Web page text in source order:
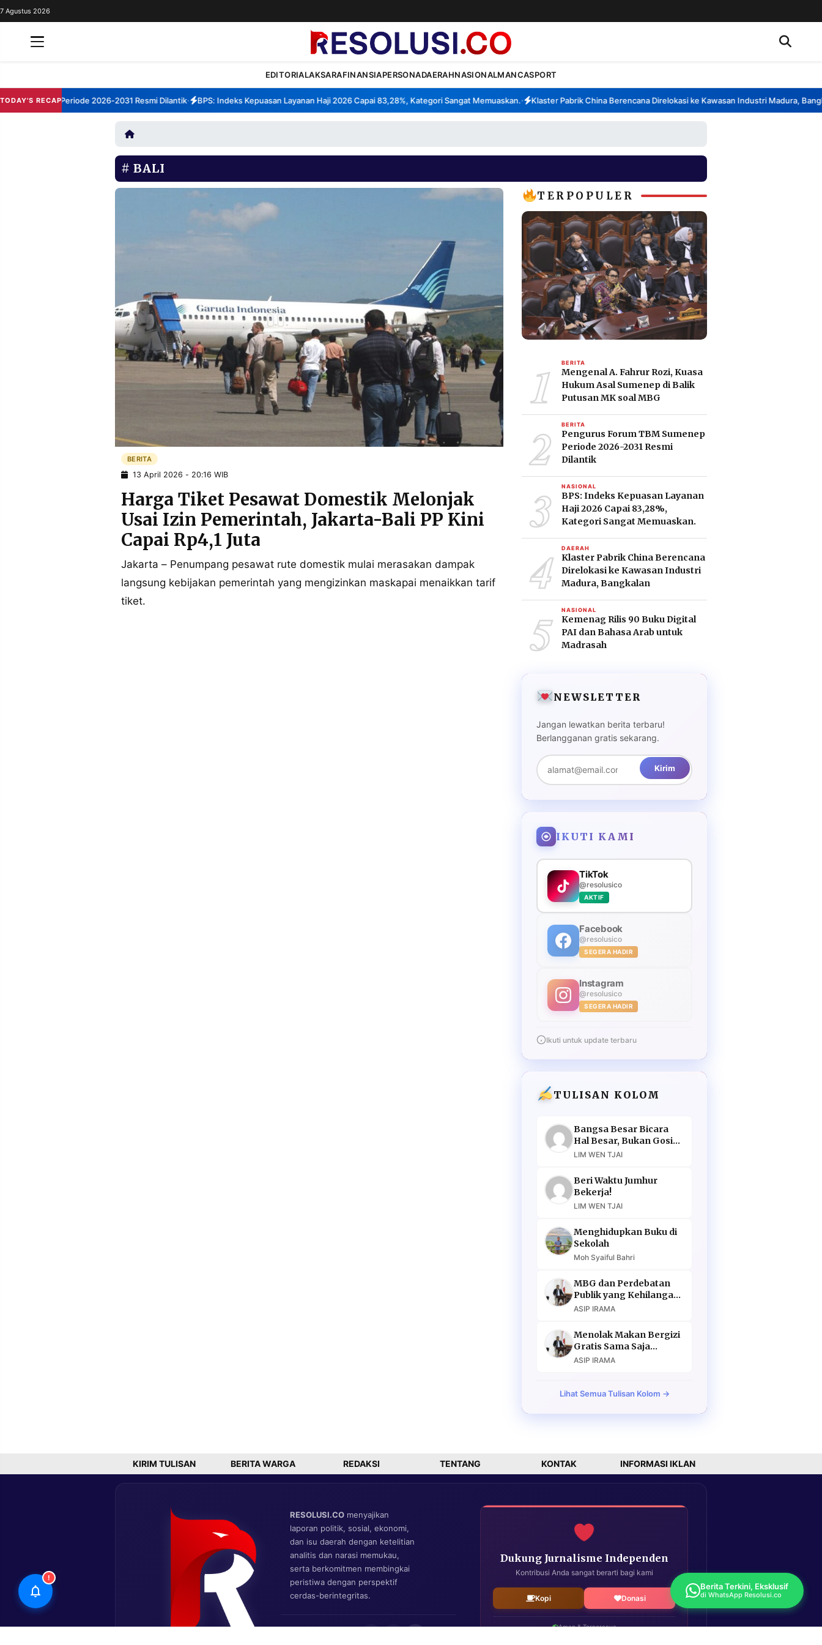
REDAKSI
PERSONA
NASIONAL
TULISAN
SERVICE
7 Agustus 2026
EDITORIALAKSARAFINANSIAPERSONADAERAHNASIONALMANCASPORT
TODAY'S RECAP
Sumenep Periode 2026-2031 Resmi Dilantik• BPS: Indeks Kepuasan Layanan Haji 2026 Capai 83,28%, Kategori Sangat Memuaskan.• Klaster Pabrik China Berencana Direlokasi ke Kawasan Industri Madura,
BALI
BERITA
13 April 2026 - 20:16 WIB
Harga Tiket Pesawat Domestik Melonjak
Usai Izin Pemerintah, Jakarta-Bali PP Kini
Capai Rp4,1 Juta
Jakarta – Penumpang pesawat rute domestik mulai merasakan dampak
langsung kebijakan pemerintah yang mengizinkan maskapai menaikkan tarif
tiket.
TERPOPULER
1 BERITA
Mengenal A. Fahrur Rozi, Kuasa
Hukum Asal Sumenep di Balik
Putusan MK soal MBG
2 BERITA
Pengurus Forum TBM Sumenep
Periode 2026-2031 Resmi
Dilantik
3 NASIONAL
BPS: Indeks Kepuasan Layanan
Haji 2026 Capai 83,28%,
Kategori Sangat Memuaskan.
4 DAERAH
Klaster Pabrik China Berencana
Direlokasi ke Kawasan Industri
Madura, Bangkalan
5 NASIONAL
Kemenag Rilis 90 Buku Digital
PAI dan Bahasa Arab untuk
Madrasah
NEWSLETTER
Jangan lewatkan berita terbaru!
Berlangganan gratis sekarang.
Kirim
IKUTI KAMI
TikTok
@resolusico
AKTIF
Facebook
@resolusico
SEGERA HADIR
Instagram
@resolusico
SEGERA HADIR
Ikuti untuk update terbaru
TULISAN KOLOM
Bangsa Besar Bicara
Hal Besar, Bukan Gosip
Murahan
LIM WEN TJAI
Beri Waktu Jumhur
Bekerja!
LIM WEN TJAI
Menghidupkan Buku di
Sekolah
Moh Syaiful Bahri
MBG dan Perdebatan
Publik yang Kehilangan
Argumen
ASIP IRAMA
Menolak Makan Bergizi
Gratis Sama Saja
Menolak Masa Depan
ASIP IRAMA
Lihat Semua Tulisan Kolom →
KIRIM TULISAN BERITA WARGA REDAKSI TENTANG KONTAK INFORMASI IKLAN
RESOLUSI.CO menyajikan
laporan politik, sosial, ekonomi,
dan isu daerah dengan ketelitian
analitis dan narasi memukau,
serta berkomitmen membingkai
peristiwa dengan perspektif
cerdas-berintegritas.
Dukung Jurnalisme Independen
Kontribusi Anda sangat berarti bagi kami
Kopi Donasi
Aman & Terpercaya
!
Berita Terkini, Eksklusif
di WhatsApp Resolusi.co